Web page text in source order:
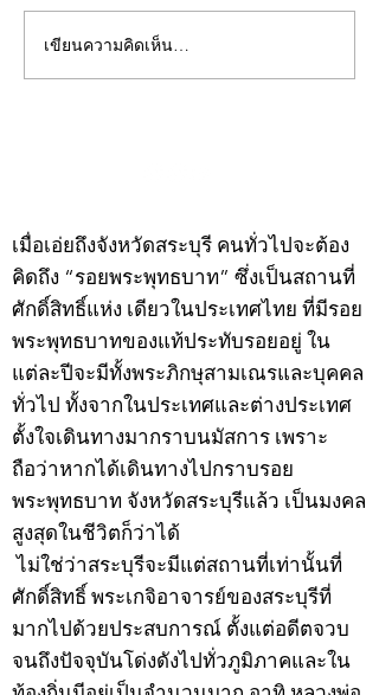
คอลัมน์"จับชีพจรวงการ
พระ"ประจำพุธที่ 29
เขียนความคิดเห็น…
เมื่อเอ่ยถึงจังหวัดสระบุรี คนทั่วไปจะต้อง
คิดถึง “รอยพระพุทธบาท” ซึ่งเป็นสถานที่
ศักดิ์สิทธิ์แห่ง เดียวในประเทศไทย ที่มีรอย
พระพุทธบาทของแท้ประทับรอยอยู่ ใน
แต่ละปีจะมีทั้งพระภิกษุสามเณรและบุคคล
ทั่วไป ทั้งจากในประเทศและต่างประเทศ
ตั้งใจเดินทางมากราบนมัสการ เพราะ
ถือว่าหากได้เดินทางไปกราบรอย
พระพุทธบาท จังหวัดสระบุรีแล้ว เป็นมงคล
สูงสุดในชีวิตก็ว่าได้
ไม่ใช่ว่าสระบุรีจะมีแต่สถานที่เท่านั้นที่
ศักดิ์สิทธิ์ พระเกจิอาจารย์ของสระบุรีที่
มากไปด้วยประสบการณ์ ตั้งแต่อดีตจวบ
จนถึงปัจจุบันโด่งดังไปทั่วภูมิภาคและใน